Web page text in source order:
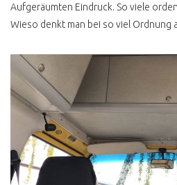
ERHALTEN
BUSCHECKER
PROBEFAHRT T2
VW BUS T3
T3 ANZEIGE UND
REALITÄT
T3 KAUFBERATUNG BIS
Aufgeräumten Eindruck. So viele
Wieso denkt man bei so viel Ordnung